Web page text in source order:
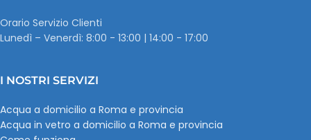
Orario Servizio Clienti
Lunedì – Venerdì: 8:00 - 13:00 | 14:00 - 17:00
I NOSTRI SERVIZI
Acqua a domicilio a Roma e provincia
Acqua in vetro a domicilio a Roma e provincia